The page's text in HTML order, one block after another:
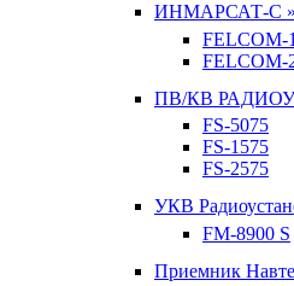
ИНМАРСАТ-С »
FELCOM-
FELCOM-
ПВ/КВ
FS-5075
FS-1575
FS-2575
УКВ
FM-8900 S
Приемник